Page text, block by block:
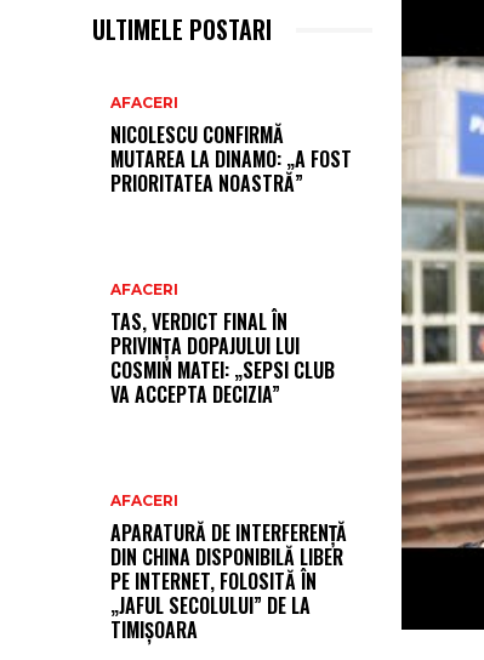
ULTIMELE POSTARI
AFACERI
NICOLESCU CONFIRMĂ
MUTAREA LA DINAMO: „A FOST
PRIORITATEA NOASTRĂ”
AFACERI
TAS, VERDICT FINAL ÎN
PRIVINȚA DOPAJULUI LUI
COSMIN MATEI: „SEPSI CLUB
VA ACCEPTA DECIZIA”
AFACERI
APARATURĂ DE INTERFERENȚĂ
DIN CHINA DISPONIBILĂ LIBER
PE INTERNET, FOLOSITĂ ÎN
„JAFUL SECOLULUI” DE LA
TIMIȘOARA